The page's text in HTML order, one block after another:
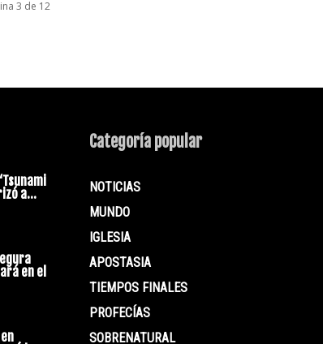
3 de 12
a...
en el
Categoría popular
NOTICIAS
MUNDO
IGLESIA
APOSTASIA
TIEMPOS FINALES
PROFECÍAS
SOBRENATURAL